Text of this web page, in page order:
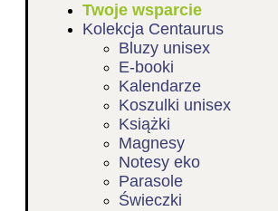
Twoje wsparcie
Kolekcja Centaurus
Bluzy unisex
E-booki
Kalendarze
Koszulki unisex
Książki
Magnesy
Notesy eko
Parasole
Świeczki